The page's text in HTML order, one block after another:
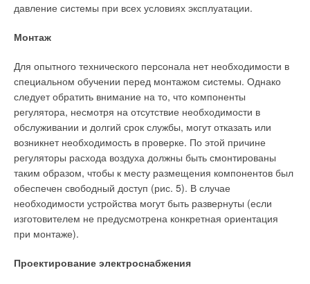
давление системы при всех условиях эксплуатации.
Монтаж
Для опытного технического персонала нет необходимости в
специальном обучении перед монтажом системы. Однако
следует обратить внимание на то, что компоненты
регулятора, несмотря на отсутствие необходимости в
обслуживании и долгий срок службы, могут отказать или
возникнет необходимость в проверке. По этой причине
регуляторы расхода воздуха должны быть смонтированы
таким образом, чтобы к месту размещения компонентов был
обеспечен свободный доступ (рис. 5). В случае
необходимости устройства могут быть развернуты (если
изготовителем не предусмотрена конкретная ориентация
при монтаже).
Проектирование электроснабжения
Не менее 15% рынка занимают настенные конвекторы. В
трубчатые стальные импортные конвекторы и отечественные
Универсал» от «Сантехпрома».
Рынок алюминиевых радиаторов
Рынок алюминиевых радиаторов в России активно
расширяется засчет замещения морально устаревших
чугунных радиаторов и неэффективных стальных
конвекторов, занимающих подавляющую часть рынка. В
2004 г. объем продаж алюминиевых радиаторов составил
8,7 млн секций. При этом предполагалось, что темпы
развития данного рынка будут равняться около 20% в год.
Итальянские специалисты оценивают потенциал российского
2004 г. объемы итальянского импорта в Россию составили 6